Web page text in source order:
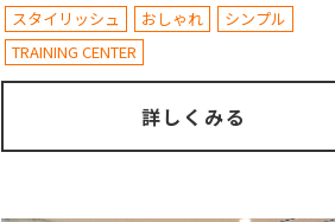
スタイリッシュ
おしゃれ
シンプル
TRAINING CENTER
詳しくみる